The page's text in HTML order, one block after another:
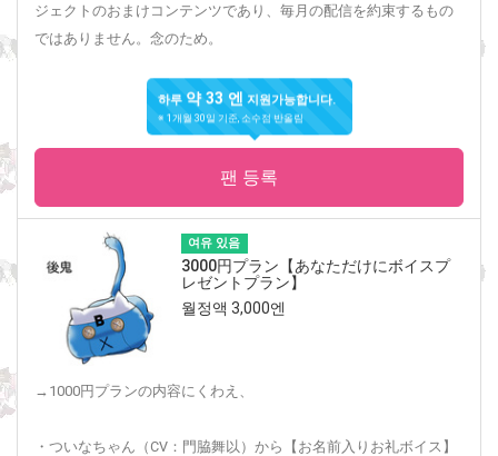
ジェクトのおまけコンテンツであり、毎月の配信を約束するもの
ではありません。念のため。
하루약 33 엔지원가능합니다.
※ 1개월 30일 기준, 소수점 반올림
팬 등록
여유 있음
3000円プラン【あなただけにボイスプ
レゼントプラン】
월정액 3,000엔
→1000円プランの内容にくわえ、
・ついなちゃん（CV：門脇舞以）から【お名前入りお礼ボイス】